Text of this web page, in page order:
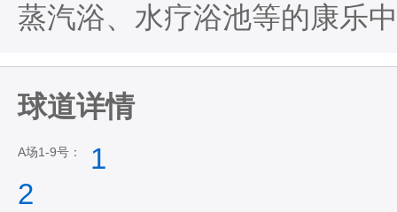
蒸汽浴、水疗浴池等的康乐
球道详情
A场1-9号：
1
2